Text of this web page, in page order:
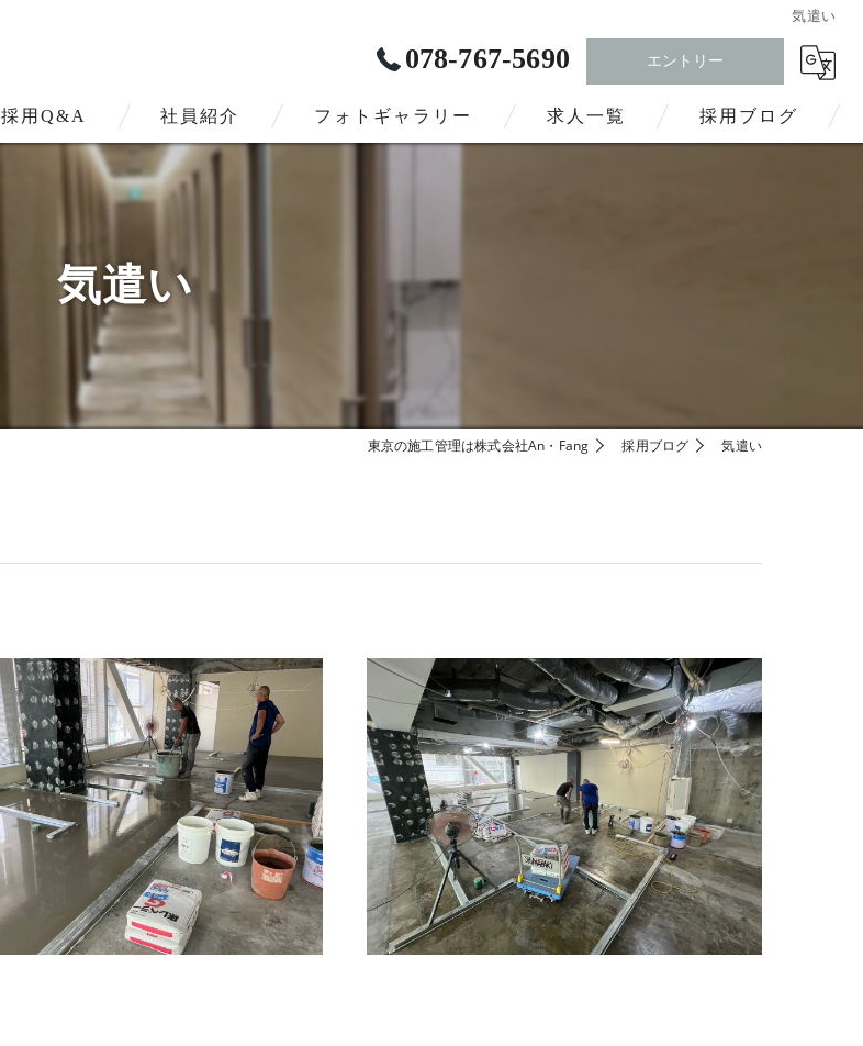
気遣い
078-767-5690 エントリー
採用Q&A 社員紹介 フォトギャラリー 求人一覧 採用ブログ
気遣い
東京の施工管理は株式会社An・Fang 採用ブログ 気遣い